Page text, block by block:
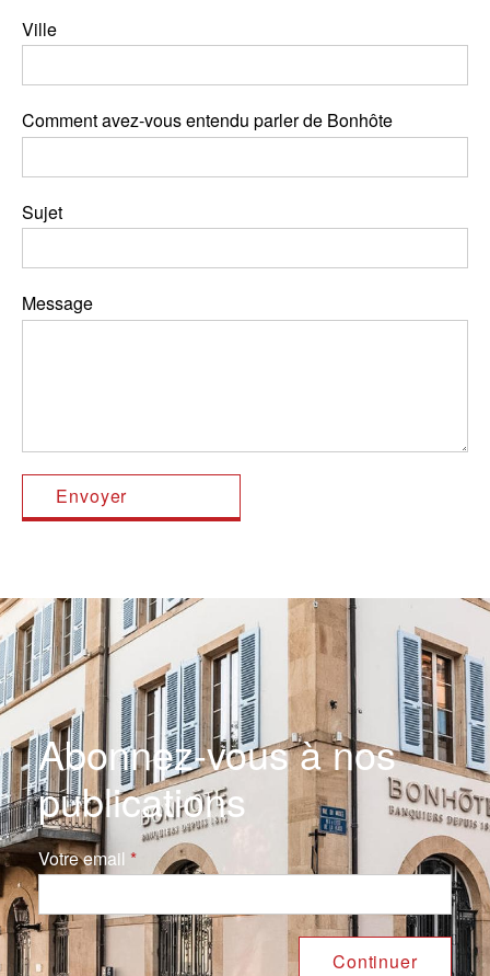
Ville
Comment avez-vous entendu parler de Bonhôte
Sujet
Message
Abonnez-vous à nos
publications
Votre email